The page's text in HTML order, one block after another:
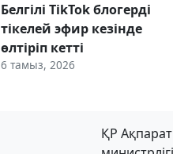
Белгілі TikTok блогерді
тікелей эфир кезінде
өлтіріп кетті
6 тамыз, 2026
ҚР